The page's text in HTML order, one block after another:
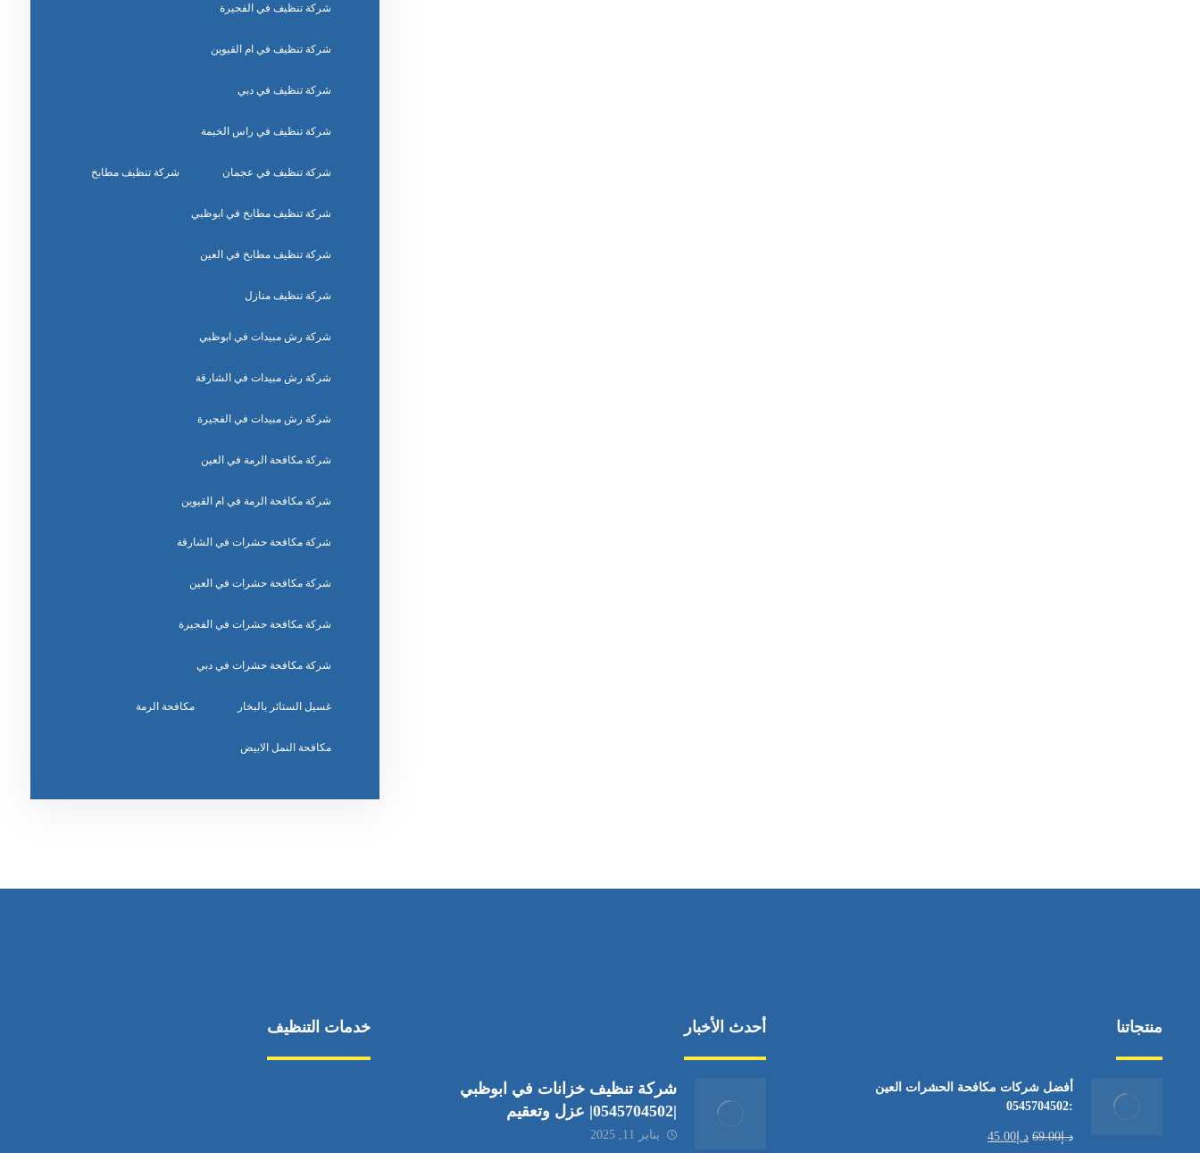
شركة تنظيف في الفجيرة
شركة تنظيف في ام القيوين
شركة تنظيف في دبي
شركة تنظيف في راس الخيمة
شركة تنظيف في عجمان شركة تنظيف مطابخ
شركة تنظيف مطابخ في ابوظبي
شركة تنظيف مطابخ في العين
شركة تنظيف منازل
شركة رش مبيدات في ابوظبي
شركة رش مبيدات في الشارقة
شركة رش مبيدات في الفجيرة
شركة مكافحة الرمة في العين
شركة مكافحة الرمة في ام القيوين
شركة مكافحة حشرات في الشارقة
شركة مكافحة حشرات في العين
شركة مكافحة حشرات في الفجيرة
شركة مكافحة حشرات في دبي
غسيل الستائر بالبخار مكافحة الرمة
مكافحة النمل الابيض
منتجاتنا
أفضل شركات مكافحة الحشرات العين
:0545704502
د.إ69.00 د.إ 45.00
أحدث الأخبار
شركة تنظيف خزانات في ابوظبي
|0545704502| عزل وتعقيم
يناير 11, 2025
خدمات التنظيف